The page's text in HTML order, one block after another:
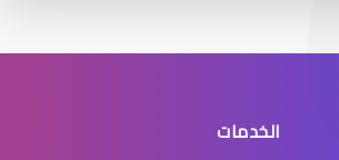
Duration of dry eye treatment
الخدمات